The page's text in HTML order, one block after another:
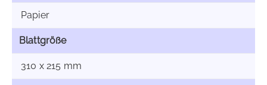
Papier
Blattgröße
310 x 215 mm